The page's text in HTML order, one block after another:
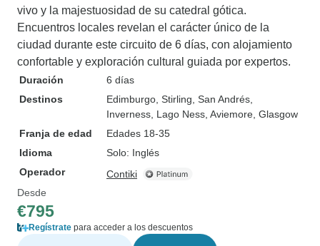
vivo y la majestuosidad de su catedral gótica.
Encuentros locales revelan el carácter único de la
ciudad durante este circuito de 6 días, con alojamiento
confortable y exploración cultural guiada por expertos.
Duración
6 días
Destinos
Edimburgo , Stirling , San Andrés
Inverness , Lago Ness , Aviemore , Glasgow
Franja de edad
Edades 18-35
Idioma
Solo: Inglés
Operador
Contiki
Desde
€795
Regístrate para acceder a los descuentos